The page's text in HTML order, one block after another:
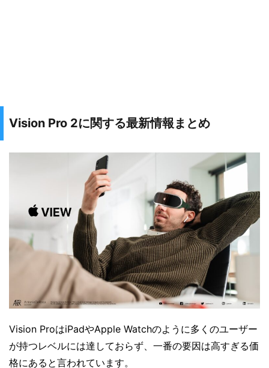
Vision Pro 2に関する最新情報まとめ
Vision ProはiPadやApple Watchのように多くのユーザー
が持つレベルには達しておらず、一番の要因は高すぎる価
格にあると言われています。